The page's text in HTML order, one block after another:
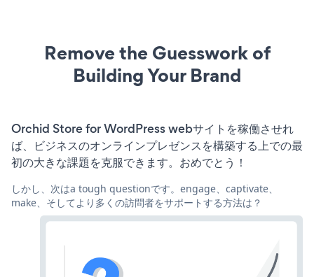
Remove the Guesswork of
Building Your Brand
Orchid Store for WordPress webサイトを稼働させれ
ば、ビジネスのオンラインプレゼンスを構築する上での最
初の大きな課題を克服できます。おめでとう！
しかし、次はa tough questionです。engage、captivate、
make、そしてより多くの訪問者をサポートする方法は？